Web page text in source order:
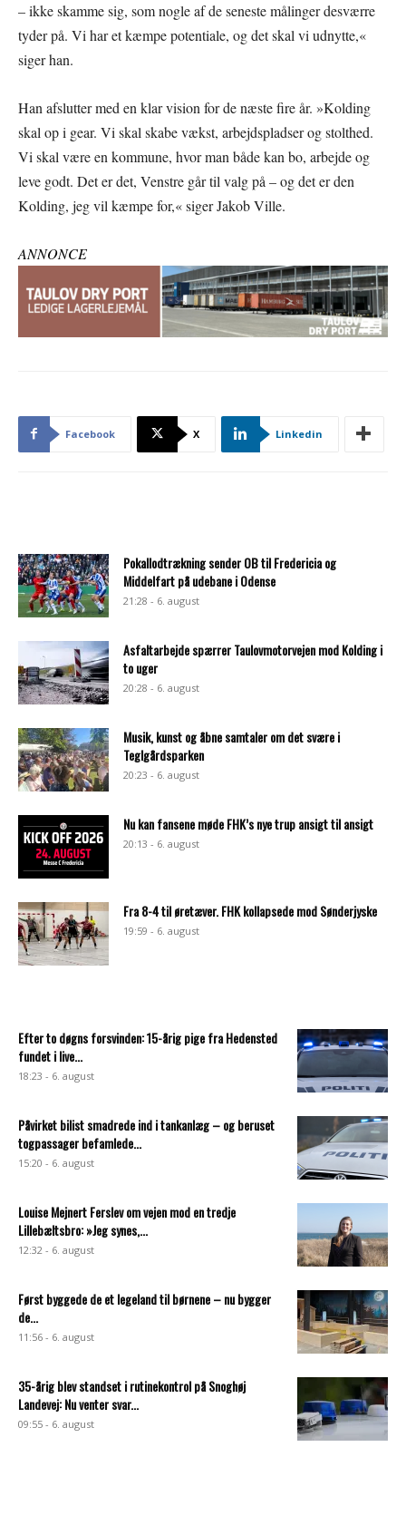
– ikke skamme sig, som nogle af de seneste målinger desværre
tyder på. Vi har et kæmpe potentiale, og det skal vi udnytte,«
siger han.
Han afslutter med en klar vision for de næste fire år. »Kolding
skal op i gear. Vi skal skabe vækst, arbejdspladser og stolthed.
Vi skal være en kommune, hvor man både kan bo, arbejde og
leve godt. Det er det, Venstre går til valg på – og det er den
Kolding, jeg vil kæmpe for,« siger Jakob Ville.
ANNONCE
Facebook X Linkedin
Pokallodtrækning sender OB til Fredericia og
Middelfart på udebane i Odense
21:28 - 6. august
Asfaltarbejde spærrer Taulovmotorvejen mod Kolding i
to uger
20:28 - 6. august
Musik, kunst og åbne samtaler om det svære i
Teglgårdsparken
20:23 - 6. august
Nu kan fansene møde FHK’s nye trup ansigt til ansigt
20:13 - 6. august
Fra 8-4 til øretæver. FHK kollapsede mod Sønderjyske
19:59 - 6. august
Efter to døgns forsvinden: 15-årig pige fra Hedensted
fundet i live...
18:23 - 6. august
Påvirket bilist smadrede ind i tankanlæg – og beruset
togpassager befamlede...
15:20 - 6. august
Louise Mejnert Ferslev om vejen mod en tredje
Lillebæltsbro: »Jeg synes,...
12:32 - 6. august
Først byggede de et legeland til børnene – nu bygger
de...
11:56 - 6. august
35-årig blev standset i rutinekontrol på Snoghøj
Landevej: Nu venter svar...
09:55 - 6. august